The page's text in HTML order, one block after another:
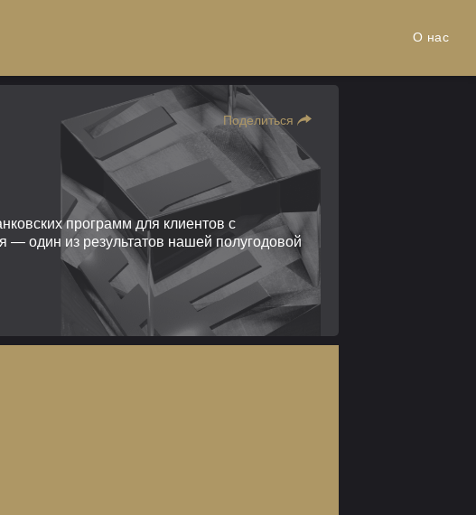
О нас
Поделиться
программ для клиентов с
один из результатов нашей полугодовой